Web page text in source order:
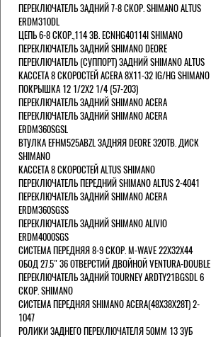
ПЕРЕКЛЮЧАТЕЛЬ ЗАДНИЙ 7-8 СКОР. SHIMANO ALTUS
ERDM310DL
ЦЕПЬ 6-8 СКОР.,114 ЗВ. ECNHG40114I SHIMANO
ПЕРЕКЛЮЧАТЕЛЬ ЗАДНИЙ SHIMANO DEORE
ПЕРЕКЛЮЧАТЕЛЬ (СУППОРТ) ЗАДНИЙ SHIMANO ALTUS
КАССЕТА 8 СКОРОСТЕЙ ACERA 8Х11-32 IG/HG SHIMANO
ПОКРЫШКА 12 1/2X2 1/4 (57-203)
ПЕРЕКЛЮЧАТЕЛЬ ЗАДНИЙ SHIMANO ACERA
ПЕРЕКЛЮЧАТЕЛЬ ЗАДНИЙ SHIMANO ACERA
ERDM360SGSL
ВТУЛКА EFHM525ABZL ЗАДНЯЯ DEORE 32ОТВ. ДИСК
SHIMANO
КАССЕТА 8 СКОРОСТЕЙ ALTUS SHIMANO
ПЕРЕКЛЮЧАТЕЛЬ ПЕРЕДНИЙ SHIMANO ALTUS 2-4041
ПЕРЕКЛЮЧАТЕЛЬ ЗАДНИЙ SHIMANO ACERA
ERDM360SGSS
ПЕРЕКЛЮЧАТЕЛЬ ЗАДНИЙ SHIMANO ALIVIO
ERDM4000SGS
СИСТЕМА ПЕРЕДНЯЯ 8-9 СКОР. M-WAVE 22Х32Х44
ОБОД 27.5" 36 ОТВЕРСТИЙ ДВОЙНОЙ VENTURA-DOUBLE
ПЕРЕКЛЮЧАТЕЛЬ ЗАДНИЙ TOURNEY ARDTY21BGSDL 6
СКОР. SHIMANO
СИСТЕМА ПЕРЕДНЯЯ SHIMANO ACERA(48Х38Х28Т) 2-
1047
РОЛИКИ ЗАДНЕГО ПЕРЕКЛЮЧАТЕЛЯ 50ММ 13 ЗУБ